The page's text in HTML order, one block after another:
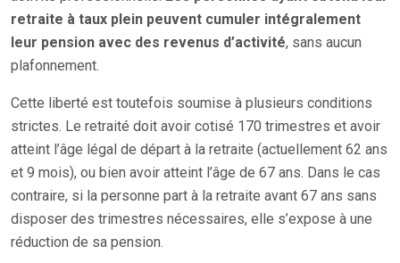
retraite à taux plein peuvent cumuler intégralement
leur pension avec des revenus d’activité, sans aucun
plafonnement.
Cette liberté est toutefois soumise à plusieurs conditions
strictes. Le retraité doit avoir cotisé 170 trimestres et avoir
atteint l’âge légal de départ à la retraite (actuellement 62 ans
et 9 mois), ou bien avoir atteint l’âge de 67 ans. Dans le cas
contraire, si la personne part à la retraite avant 67 ans sans
disposer des trimestres nécessaires, elle s’expose à une
réduction de sa pension.